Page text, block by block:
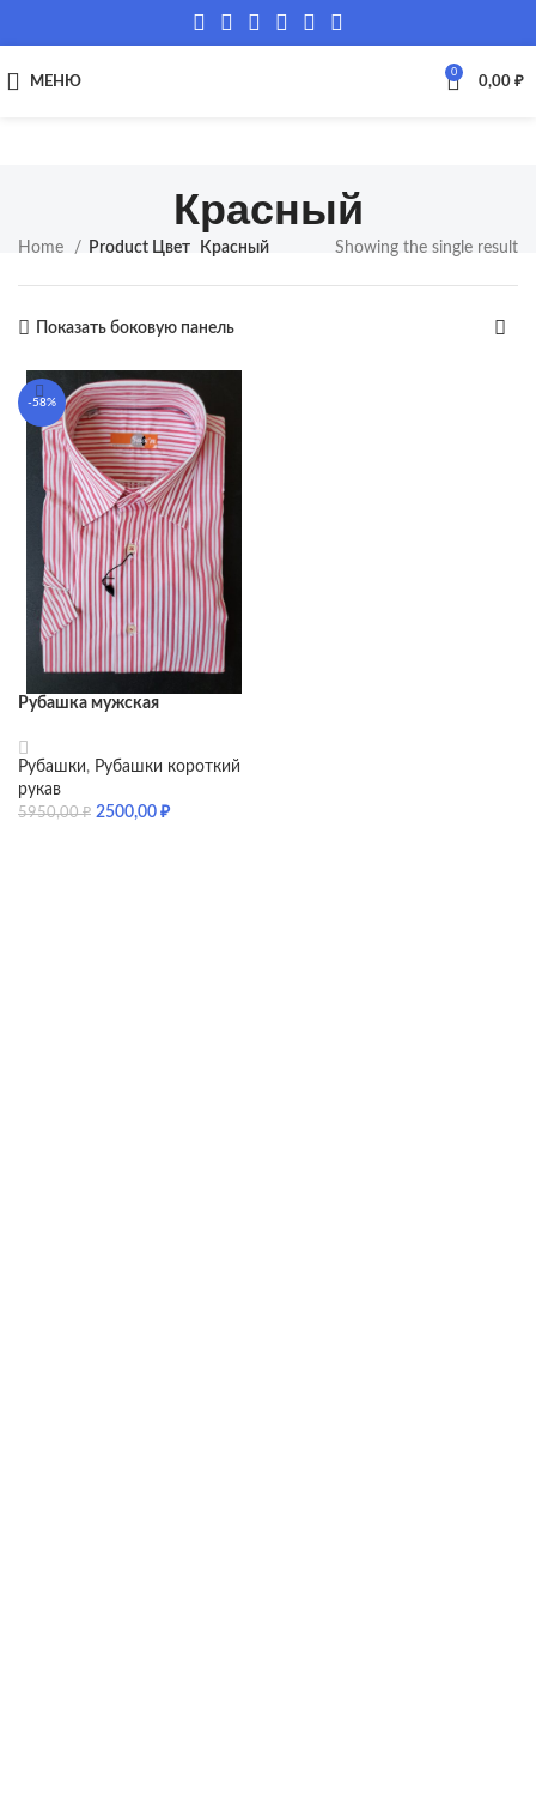
МЕНЮ
0
0,00 ₽
Красный
Home Product Цвет Красный Showing the single result
Показать боковую панель
-58%
Рубашка мужская
Рубашки, Рубашки короткий
рукав
5950,00₽ 2500,00 ₽